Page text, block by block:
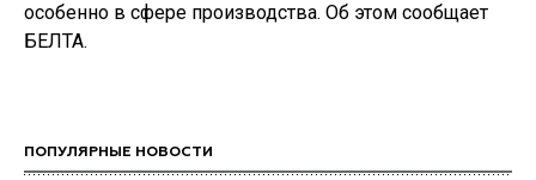
особенно в сфере производства. Об этом сообщает
БЕЛТА.
ПОПУЛЯРНЫЕ НОВОСТИ